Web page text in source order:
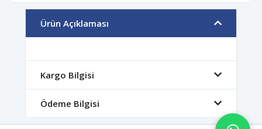
Ürün Açıklaması
Kargo Bilgisi
Ödeme Bilgisi